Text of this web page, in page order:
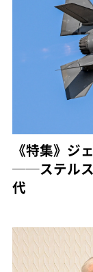
《特集》ジ
──ステルス
代